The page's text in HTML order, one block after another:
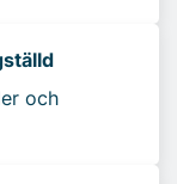
och